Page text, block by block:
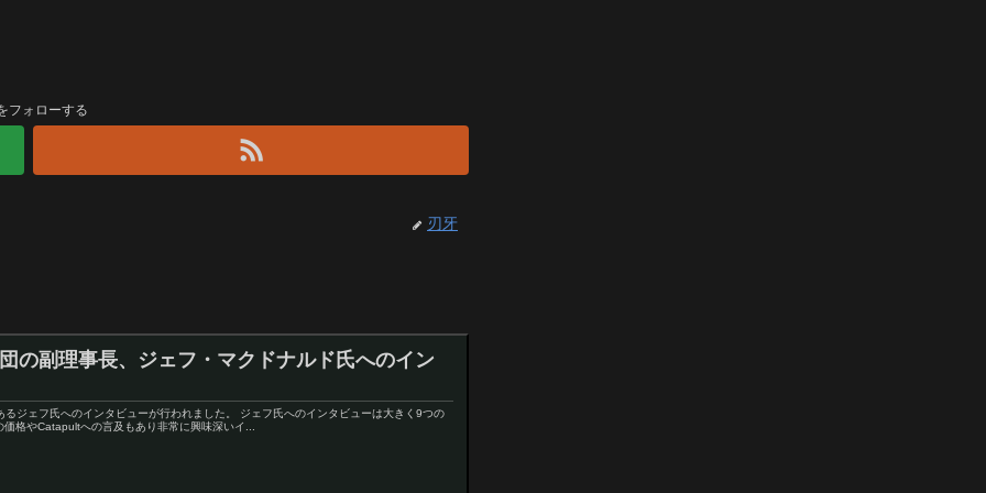
フォローする
刃牙
の副理事長、ジェフ・マクドナルド氏へのイン
ジェフ氏へのインタビューが行われました。 ジェフ氏へのインタビューは大きく9つの
格やCatapultへの言及もあり非常に興味深いイ...